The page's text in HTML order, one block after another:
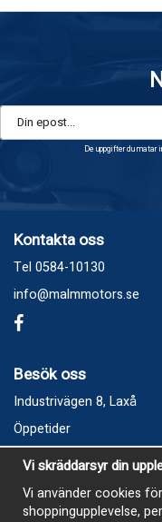
De uppgifter du matar
Kontakta oss
Tel 0584-10130
info@malmmotors.se
Besök oss
Industrivägen 8, Laxå
Öppetider
Vecka 32
Måndag kl 9-12, kl 13 - 15
Onsdag kl 9-12, kl 13 - 15
Vi skräddarsyr din
Vi använder cookies
shoppingupplevelse,